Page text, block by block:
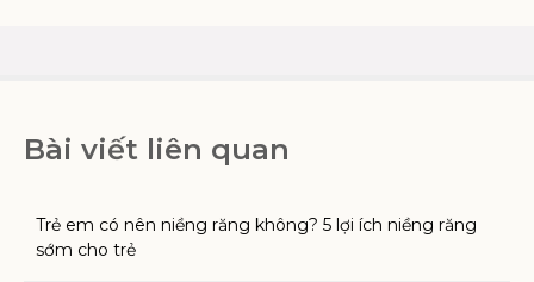
Bài viết liên quan
Trẻ em có nên niềng răng không? 5 lợi ích niềng răng
sớm cho trẻ